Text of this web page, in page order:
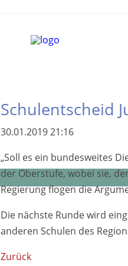
Schulentscheid
30.01.2019 21:16
„Soll es ein bundes­weites
der Ober­stufe, wobei sie,
Re­gierung flogen die
Die nächste Runde wird
anderen Schulen des
Zurück